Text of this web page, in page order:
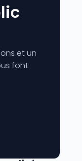
et un
font